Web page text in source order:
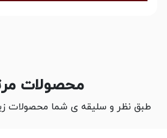
محصولات
طبق نظر و سلیقه ی شما محصولات